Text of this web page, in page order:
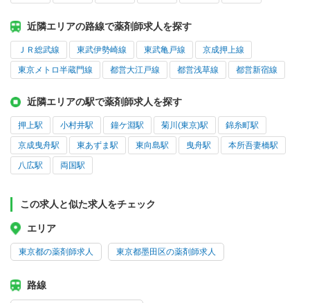
近隣エリアの路線で薬剤師求人を探す
ＪＲ総武線 東武伊勢崎線 東武亀戸線 京成押上線
東京メトロ半蔵門線 都営大江戸線 都営浅草線 都営新宿線
近隣エリアの駅で薬剤師求人を探す
押上駅 小村井駅 鐘ケ淵駅 菊川(東京)駅 錦糸町駅
京成曳舟駅 東あずま駅 東向島駅 曳舟駅 本所吾妻橋駅
八広駅 両国駅
この求人と似た求人をチェック
エリア
東京都の薬剤師求人 東京都墨田区の薬剤師求人
路線